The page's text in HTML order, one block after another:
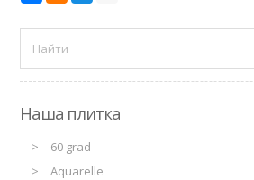
Наша плитка
60 grad
Aquarelle